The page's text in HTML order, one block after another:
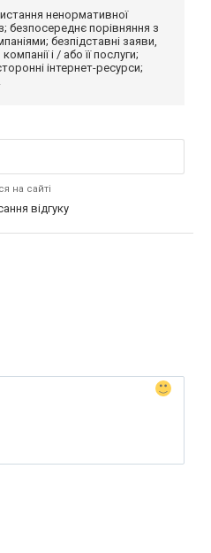
ненормативної
безпосереднє порівняння з
безпідставні заяви,
і / або її послуги;
інтернет-ресурси;
на сайті
відгуку